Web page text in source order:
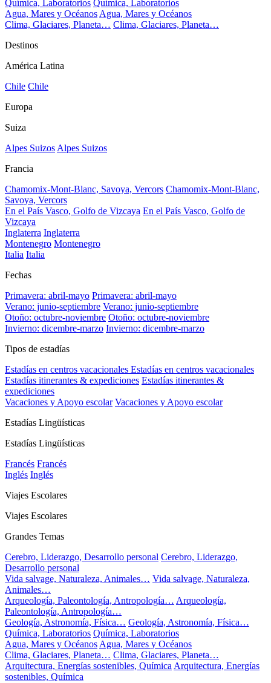
Química, Laboratorios Química, Laboratorios
Agua, Mares y OcéanosAgua, Mares y Océanos
Clima, Glaciares, Planeta… Clima, Glaciares, Planeta…
Destinos
América Latina
Chile Chile
Europa
Suiza
Alpes SuizosAlpes Suizos
Francia
Chamomix-Mont-Blanc, Savoya, Vercors Chamomix-Mont-Blanc,
Savoya, Vercors
En el País Vasco, Golfo de Vizcaya En el País Vasco, Golfo de
Vizcaya
Inglaterra Inglaterra
Montenegro Montenegro
Italia Italia
Fechas
Primavera: abril-mayo Primavera: abril-mayo
Verano: junio-septiembre Verano: junio-septiembre
Otoño: octubre-noviembre Otoño: octubre-noviembre
Invierno: dicembre-marzo Invierno: dicembre-marzo
Tipos de estadías
Estadías en centros vacacionales Estadías en centros vacacionales
Estadías itinerantes & expediciones Estadías itinerantes &
expediciones
Vacaciones y Apoyo escolar Vacaciones y Apoyo escolar
Estadías Lingüísticas
Estadías Lingüísticas
Francés Francés
Inglés Inglés
Viajes Escolares
Viajes Escolares
Grandes Temas
Cerebro, Liderazgo, Desarrollo personal Cerebro, Liderazgo,
Desarrollo personal
Vida salvage, Naturaleza, Animales… Vida salvage, Naturaleza,
Animales…
Arqueología, Paleontología, Antropología… Arqueología,
Paleontología, Antropología…
Geología, Astronomía, Física… Geología, Astronomía, Física…
Química, Laboratorios Química, Laboratorios
Agua, Mares y OcéanosAgua, Mares y Océanos
Clima, Glaciares, Planeta… Clima, Glaciares, Planeta…
Arquitectura, Energías sostenibles, QuímicaArquitectura, Energías
sostenibles, Química